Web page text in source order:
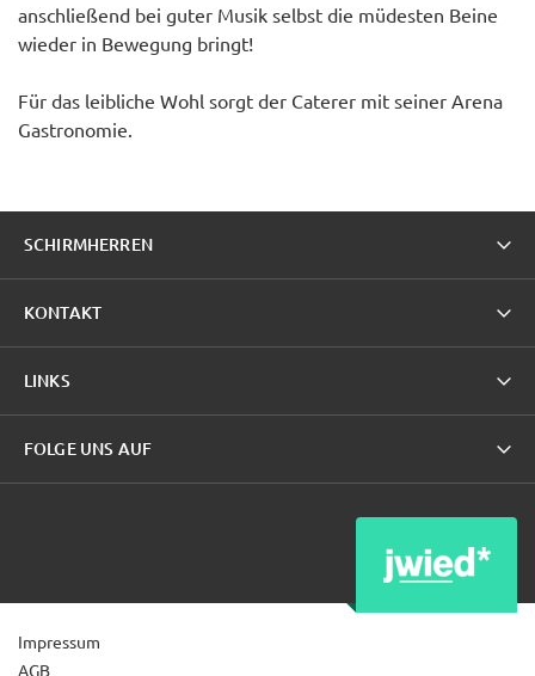
anschließend bei guter Musik selbst die müdesten Beine
wieder in Bewegung bringt!
Für das leibliche Wohl sorgt der Caterer mit seiner Arena
Gastronomie.
SCHIRMHERREN
KONTAKT
LINKS
FOLGE UNS AUF
Impressum
AGB